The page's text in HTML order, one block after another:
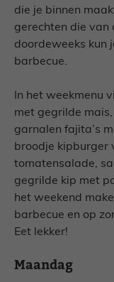
die je binnen
gerechten die van
doordeweeks kun
barbecue.
In het weekmenu
met gegrilde
garnalen fajita’s
broodje kipburger
tomatensalade,
gegrilde kip met
het weekend
barbecue en op
Eet lekker!
Maandag